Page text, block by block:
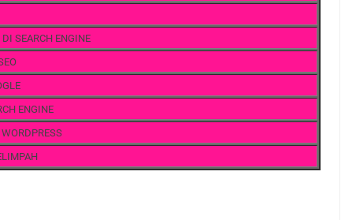
SEARCH ENGINE
ENGINE